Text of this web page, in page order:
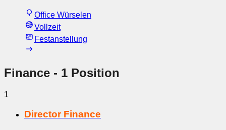
Office Würselen
Vollzeit
Festanstellung
Finance - 1 Position
1
Director Finance